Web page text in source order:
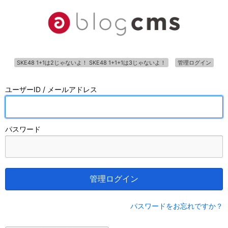
SKE48 1+1は2じゃないよ！ SKE48 1+1+1は3じゃないよ！ 管理ログイン
ユーザーID / メールアドレス
パスワード
管理ログイン
パスワードをお忘れですか？